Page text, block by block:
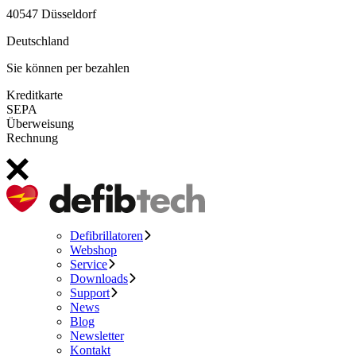
40547 Düsseldorf
Deutschland
Sie können per bezahlen
Kreditkarte
SEPA
Überweisung
Rechnung
Defibrillatoren
Webshop
Service
Downloads
Support
News
Blog
Newsletter
Kontakt